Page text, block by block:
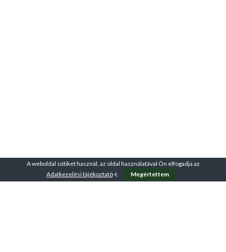
A weboldal sütiket használ, az oldal használatával Ön elfogadja az
Adatkezelési tájékoztató-t. Megértettem